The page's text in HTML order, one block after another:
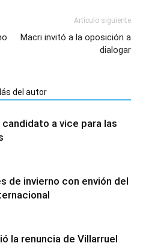
Artículo siguiente
Macri invitó a la oposición a
dialogar
del autor
a vice para las
de invierno con envión del
la renuncia de Villarruel